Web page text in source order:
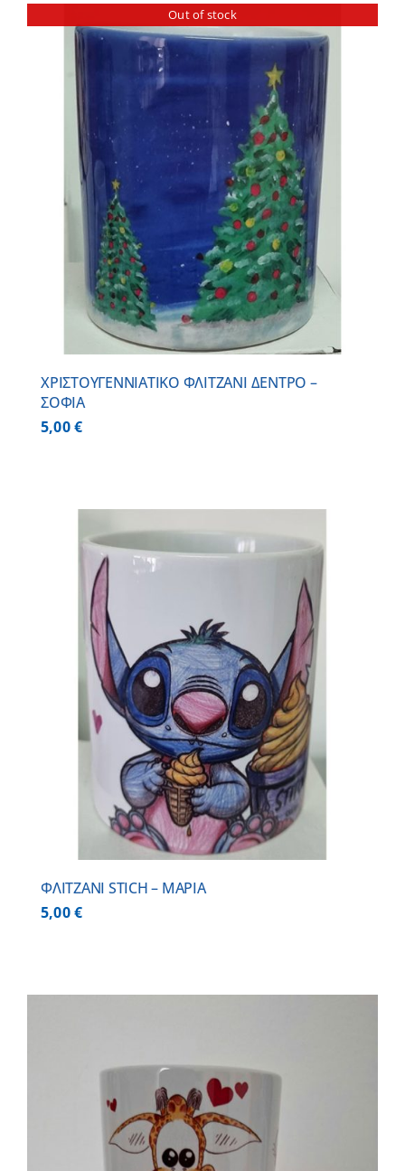
Out of stock
ΧΡΙΣΤΟΥΓΕΝΝΙΑΤΙΚΟ ΦΛΙΤΖΑΝΙ ΔΕΝΤΡΟ –
ΣΟΦΙΑ
5,00€
ΦΛΙΤΖΑΝΙ STICH – ΜΑΡΙΑ
5,00€